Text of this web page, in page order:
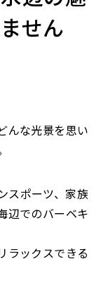
せん
んな光景を思い
スポーツ、家族
辺でのバーベキ
ラックスできる